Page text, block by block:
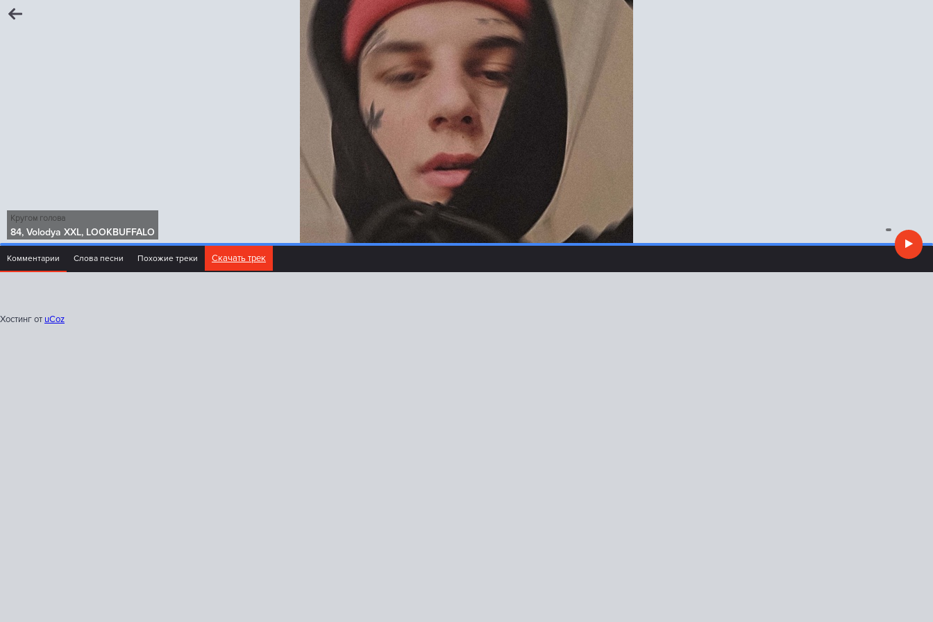
Кругом голова
84, Volodya XXL, LOOKBUFFALO
Комментарии Слова песни Похожие треки Скачать трек
Хостинг от uCoz